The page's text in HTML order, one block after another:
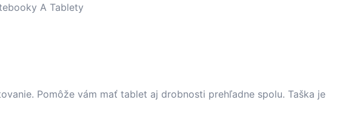
A Tablety
Pomôže vám mať tablet aj drobnosti prehľadne spolu. Taška je